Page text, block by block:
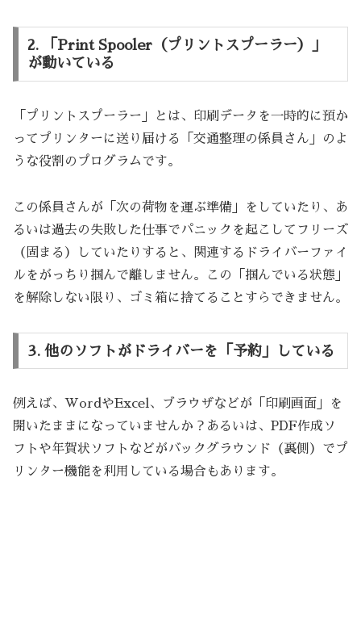
2. 「Print Spooler（プリントスプーラー）」
が動いている
「プリントスプーラー」とは、印刷データを一時的に預か
ってプリンターに送り届ける「交通整理の係員さん」のよ
うな役割のプログラムです。
この係員さんが「次の荷物を運ぶ準備」をしていたり、あ
るいは過去の失敗した仕事でパニックを起こしてフリーズ
（固まる）していたりすると、関連するドライバーファイ
ルをがっちり掴んで離しません。この「掴んでいる状態」
を解除しない限り、ゴミ箱に捨てることすらできません。
3. 他のソフトがドライバーを「予約」している
例えば、WordやExcel、ブラウザなどが「印刷画面」を
開いたままになっていませんか？あるいは、PDF作成ソ
フトや年賀状ソフトなどがバックグラウンド（裏側）でプ
リンター機能を利用している場合もあります。